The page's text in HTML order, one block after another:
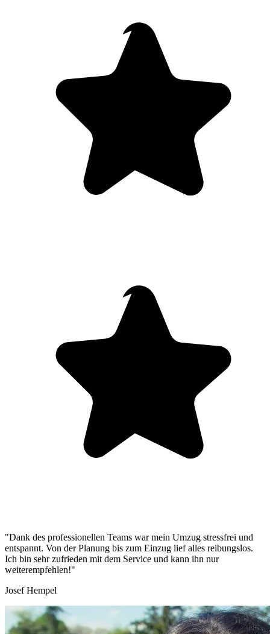
"Dank des professionellen Teams war mein Umzug stressfrei und
entspannt. Von der Planung bis zum Einzug lief alles reibungslos.
Ich bin sehr zufrieden mit dem Service und kann ihn nur
weiterempfehlen!"
Josef Hempel